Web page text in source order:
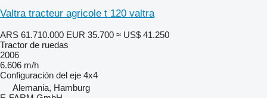
Valtra tracteur agricole t 120 valtra
ARS 61.710.000 EUR 35.700 ≈ US$ 41.250
Tractor de ruedas
2006
6.606 m/h
Configuración del eje 4x4
Alemania, Hamburg